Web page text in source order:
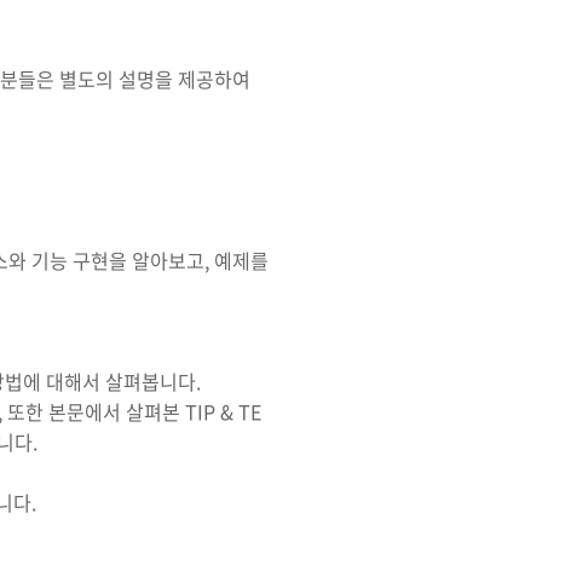
들은 별도의 설명을 제공하여
기능 구현을 알아보고, 예제를
에 대해서 살펴봅니다.
한 본문에서 살펴본 TIP & TE
다.
다.